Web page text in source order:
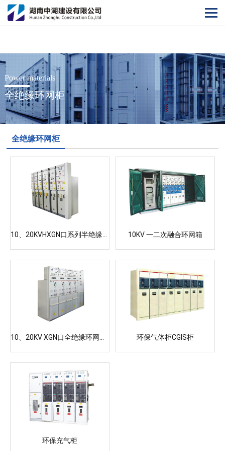
开云网
Power materials
全绝缘环网柜
全绝缘环网柜
10、20KVHXGN口系列半绝缘环网柜 10KV 一二次融合环网箱
环保气体柜CGIS柜
环保充气柜